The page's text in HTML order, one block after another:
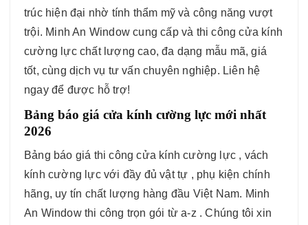
trúc hiện đại nhờ tính thẩm mỹ và công năng vượt
trội. Minh An Window cung cấp và thi công cửa kính
cường lực chất lượng cao, đa dạng mẫu mã, giá
tốt, cùng dịch vụ tư vấn chuyên nghiệp. Liên hệ
ngay để được hỗ trợ!
Bảng báo giá cửa kính cường lực mới nhất
2026
Bảng báo giá thi công cửa kính cường lực , vách
kính cường lực với đầy đủ vật tự , phụ kiện chính
hãng, uy tín chất lượng hàng đầu Việt Nam. Minh
An Window thi công trọn gói từ a-z . Chúng tôi xin